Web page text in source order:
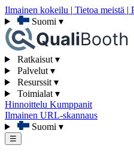
Ilmainen kokeilu | Tietoa meistä |
Suomi ▾
Ratkaisut ▾
Palvelut ▾
Resurssit ▾
Toimialat ▾
Hinnoittelu Kumppanit
Ilmainen URL-skannaus
Suomi ▾
☰